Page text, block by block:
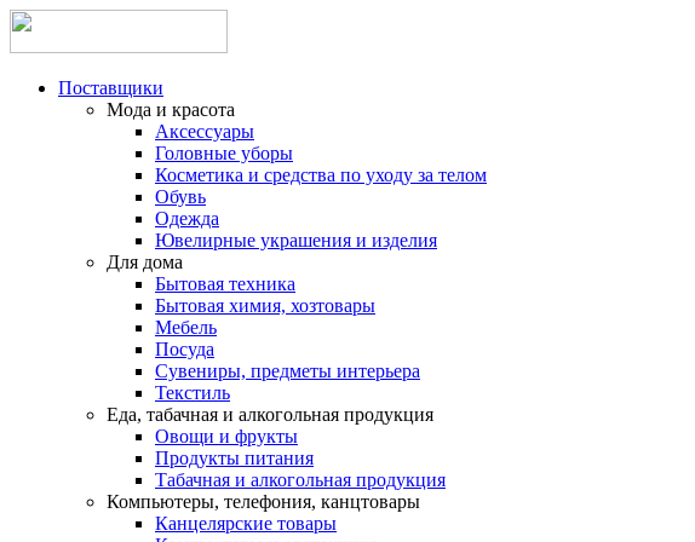
Поставщики
Мода и красота
Аксессуары
Головные уборы
Косметика и средства по уходу за телом
Обувь
Одежда
Ювелирные украшения и изделия
Для дома
Бытовая техника
Бытовая химия, хозтовары
Мебель
Посуда
Сувениры, предметы интерьера
Текстиль
Еда, табачная и алкогольная продукция
Овощи и фрукты
Продукты питания
Табачная и алкогольная продукция
Компьютеры, телефония, канцтовары
Канцелярские товары